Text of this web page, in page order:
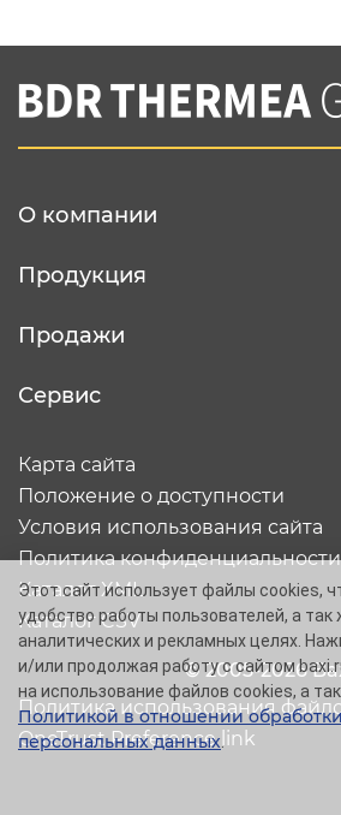
Вы соглашаетесь с нашей
конфеденциальности
О компании
Продукция
Продажи
Сервис
© 2005-2026
Карта сайта
Положение о доступности
Условия использования сайта
Политика конфиденциальности
Каталог XML
Каталог CSV
Политика использования
OneTrust Preference link
Этот сайт использует файлы cookies,
удобство работы пользователей, а так
аналитических и рекламных целях.
и/или продолжая работу с сайтом
на использование файлов cookies, а
Политикой в отношении
персональных данных.